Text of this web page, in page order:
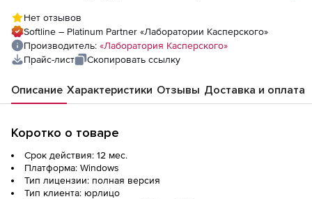
учреждений), Электронная лицензия на 1
год по количеству CPU
Нет отзывов
Softline – Platinum Partner «Лаборатории Касперского»
Производитель: «Лаборатория Касперского»
Прайс-лист
Скопировать ссылку
Описание Характеристики Отзывы Доставка и оплата
Коротко о товаре
Срок действия: 12 мес.
Платформа: Windows
Тип лицензии: полная версия
Тип клиента: юрлицо